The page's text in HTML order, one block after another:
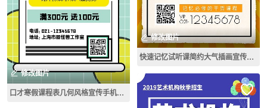
修改图片
口才寒假课程表几何风格宣传手机海报
修改图片
快速记忆试听课简约大气插画宣传课程橙色